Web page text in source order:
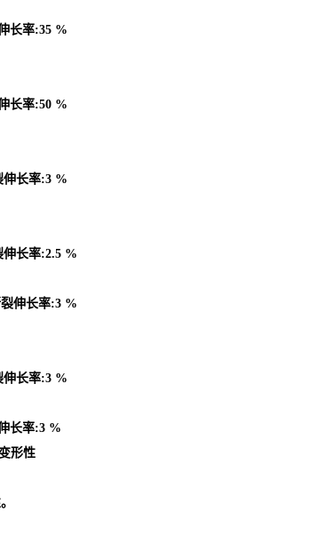
长率:35 %
长率:50 %
伸长率:3 %
伸长率:2.5 %
伸长率:3 %
伸长率:3 %
长率:3 %
形性